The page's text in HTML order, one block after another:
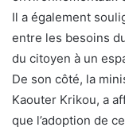
Il a également
entre les besoins
du citoyen à un
De son côté, la
Kaouter Krikou, a
que l’adoption de